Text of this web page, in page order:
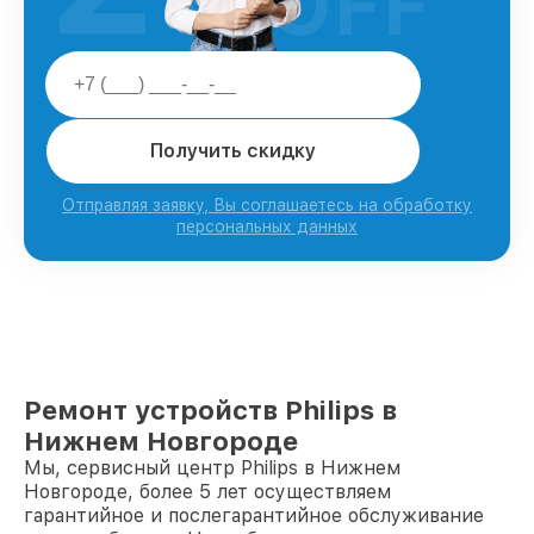
Получить скидку
Отправляя заявку, Вы соглашаетесь на обработку
персональных данных
Ремонт устройств Philips в
Нижнем Новгороде
Мы, сервисный центр Philips в Нижнем
Новгороде, более 5 лет осуществляем
гарантийное и послегарантийное обслуживание